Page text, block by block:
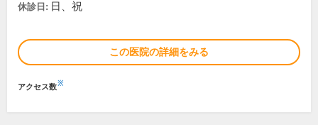
休診日: 日、祝
この医院の詳細をみる
アクセス数※